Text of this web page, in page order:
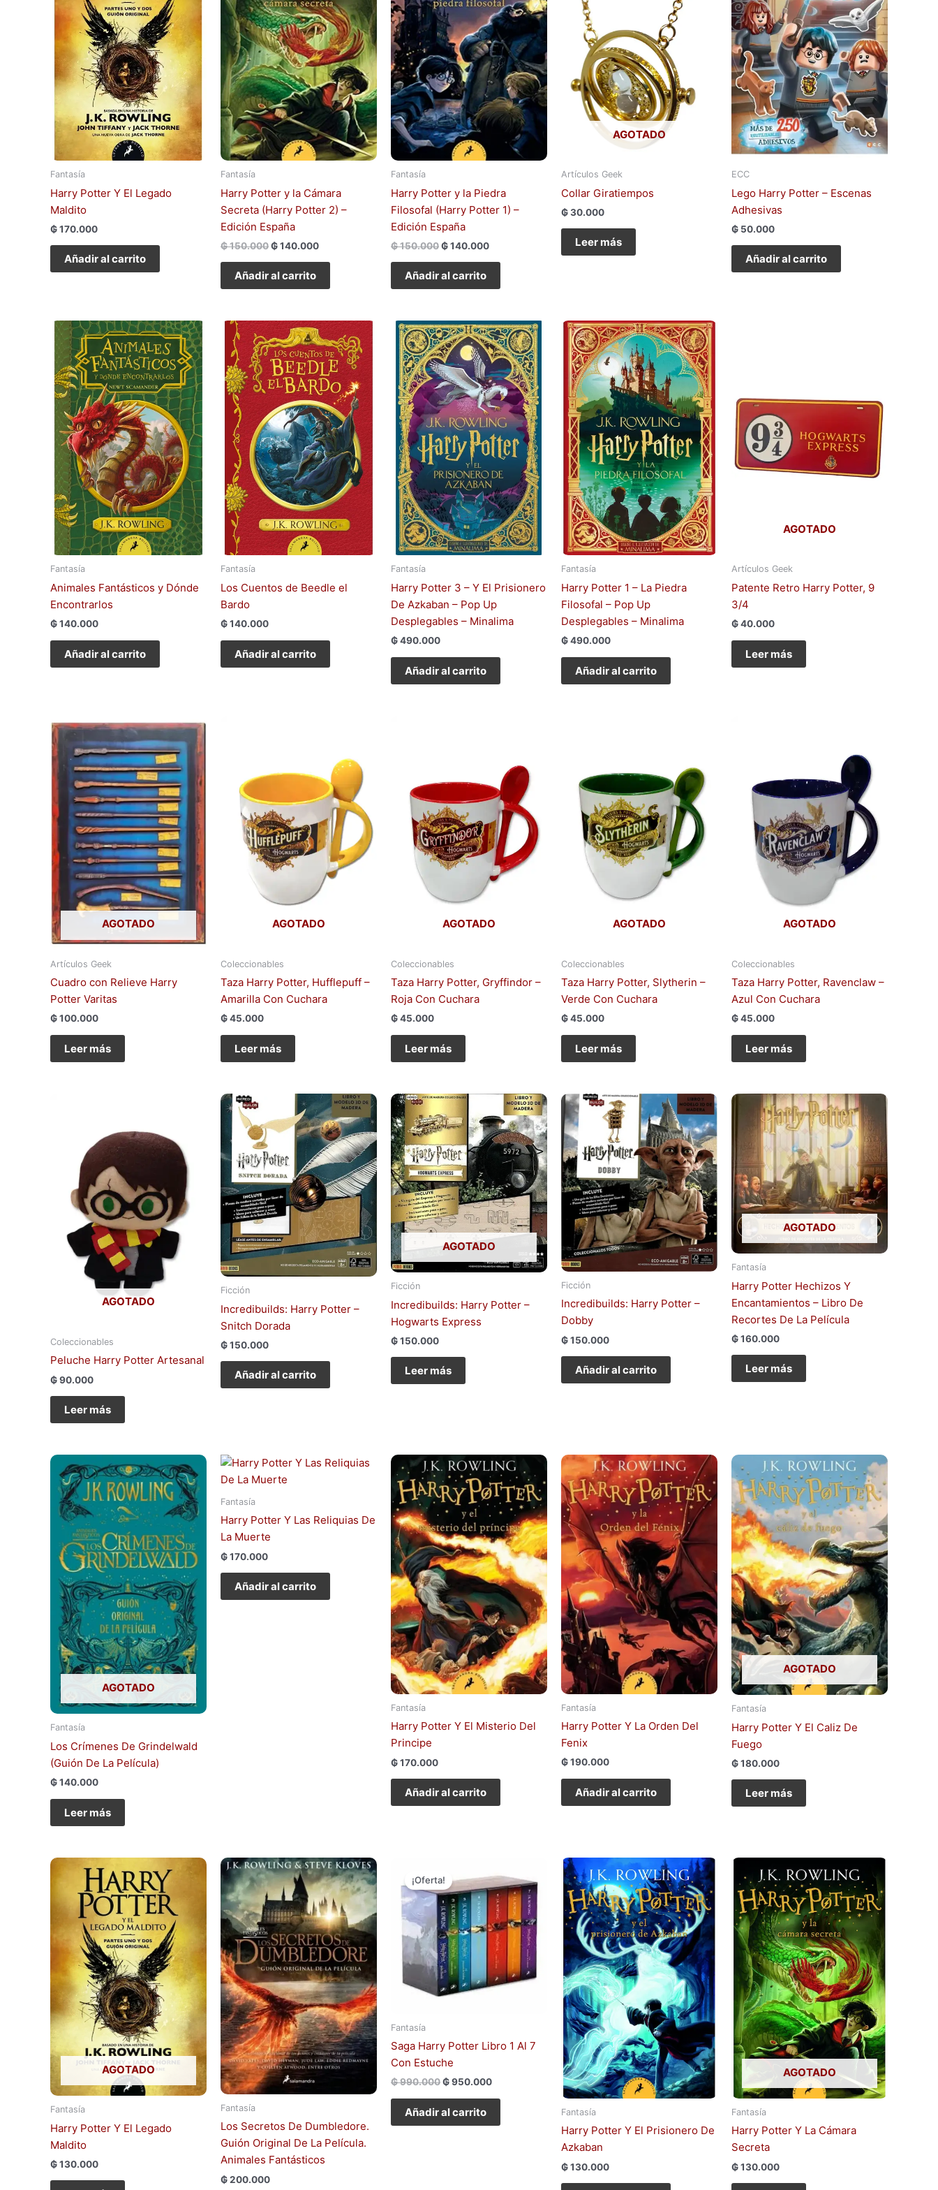
Fantasía
Harry Potter Y El Legado
Maldito
₲170.000
Añadir al carrito
Fantasía
Harry Potter y la Cámara
Secreta (Harry Potter 2) –
Edición España
₲150.000₲140.000
Añadir al carrito
Fantasía
Harry Potter y la Piedra
Filosofal (Harry Potter 1) –
Edición España
₲150.000₲140.000
Añadir al carrito
AGOTADO
Artículos Geek
Collar Giratiempos
₲30.000
Leer más
ECC
Lego Harry Potter – Escenas
Adhesivas
₲ 50.000
Añadir al carrito
Fantasía
Animales Fantásticos y Dónde
Encontrarlos
₲140.000
Añadir al carrito
Fantasía
Los Cuentos de Beedle el
Bardo
₲140.000
Añadir al carrito
Fantasía
Harry Potter 3 – Y El Prisionero
De Azkaban – Pop Up
Desplegables – Minalima
₲490.000
Añadir al carrito
Fantasía
Harry Potter 1 – La Piedra
Filosofal – Pop Up
Desplegables – Minalima
₲490.000
Añadir al carrito
AGOTADO
Artículos Geek
Patente Retro Harry Potter, 9
3/4
₲40.000
Leer más
AGOTADO
Artículos Geek
Cuadro con Relieve Harry
Potter Varitas
₲100.000
Leer más
AGOTADO
Coleccionables
Taza Harry Potter, Hufflepuff –
Amarilla Con Cuchara
₲45.000
Leer más
AGOTADO
Coleccionables
Taza Harry Potter, Gryffindor –
Roja Con Cuchara
₲45.000
Leer más
AGOTADO
Coleccionables
Taza Harry Potter, Slytherin –
Verde Con Cuchara
₲45.000
Leer más
AGOTADO
Coleccionables
Taza Harry Potter, Ravenclaw –
Azul Con Cuchara
₲45.000
Leer más
AGOTADO
Coleccionables
Peluche Harry Potter Artesanal
₲90.000
Leer más
Ficción
Incredibuilds: Harry Potter –
Snitch Dorada
₲150.000
Añadir al carrito
AGOTADO
Ficción
Incredibuilds: Harry Potter –
Hogwarts Express
₲150.000
Leer más
Ficción
Incredibuilds: Harry Potter –
Dobby
₲150.000
Añadir al carrito
AGOTADO
Fantasía
Harry Potter Hechizos Y
Encantamientos – Libro De
Recortes De La Película
₲160.000
Leer más
AGOTADO
Fantasía
Los Crímenes De Grindelwald
(Guión De La Película)
₲140.000
Leer más
Fantasía
Harry Potter Y Las Reliquias De
La Muerte
₲170.000
Añadir al carrito
Fantasía
Harry Potter Y El Misterio Del
Principe
₲170.000
Añadir al carrito
Fantasía
Harry Potter Y La Orden Del
Fenix
₲190.000
Añadir al carrito
AGOTADO
Fantasía
Harry Potter Y El Caliz De
Fuego
₲180.000
Leer más
AGOTADO
Fantasía
Harry Potter Y El Legado
Maldito
₲130.000
Fantasía
Los Secretos De Dumbledore.
Guión Original De La Película.
Animales Fantásticos
₲200.000
¡Oferta!
Fantasía
Saga Harry Potter Libro 1 Al 7
Con Estuche
₲990.000
precio
original
era:
₲ 990.000.
₲950.000
precio
actual
es:
₲ 950.000.
Añadir al carrito Fantasía
Harry Potter Y El Prisionero De
Azkaban
₲130.000
AGOTADO
Fantasía
Harry Potter Y La Cámara
Secreta
₲130.000